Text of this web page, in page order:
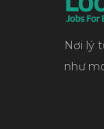
Nơi lý
như